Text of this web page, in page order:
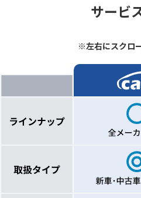
サービ
※左右にスクロ